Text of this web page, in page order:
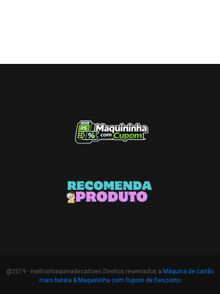
@2019 - melhormaquinadecartoes.Direitos reservados a Máquina de cartão
mais barata & Maquininha com Cupom de Desconto